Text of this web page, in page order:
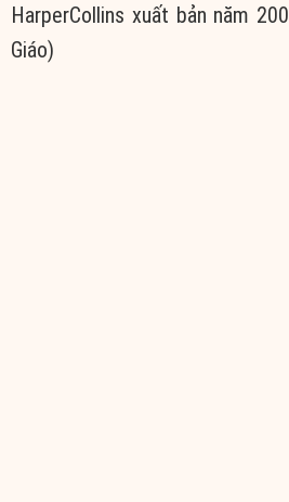
HarperCollins xuất bản năm
Giáo)